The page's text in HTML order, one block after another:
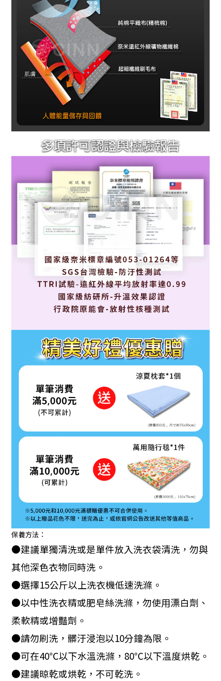
保養方法：
●建議單獨清洗或是單件放入洗衣袋清洗，勿與
其他深色衣物同時洗。
●選擇15公斤以上洗衣機低速洗滌。
●以中性洗衣精或肥皂絲洗滌，勿使用漂白劑、
柔軟精或增豔劑。
●請勿刷洗，髒汙浸泡以10分鐘為限。
●可在40℃以下水溫洗滌， 80℃以下溫度烘乾。
●建議晾乾或烘乾，不可乾洗。